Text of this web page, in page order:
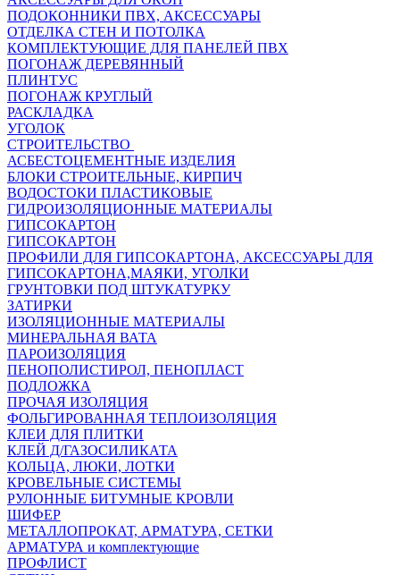
ПОДОКОННИКИ ПВХ, АКСЕССУАРЫ
ОТДЕЛКА СТЕН И ПОТОЛКА
КОМПЛЕКТУЮЩИЕ ДЛЯ ПАНЕЛЕЙ ПВХ
ПОГОНАЖ ДЕРЕВЯННЫЙ
ПЛИНТУС
ПОГОНАЖ КРУГЛЫЙ
РАСКЛАДКА
УГОЛОК
СТРОИТЕЛЬСТВО
АСБЕСТОЦЕМЕНТНЫЕ ИЗДЕЛИЯ
БЛОКИ СТРОИТЕЛЬНЫЕ, КИРПИЧ
ВОДОСТОКИ ПЛАСТИКОВЫЕ
ГИДРОИЗОЛЯЦИОННЫЕ МАТЕРИАЛЫ
ГИПСОКАРТОН
ГИПСОКАРТОН
ПРОФИЛИ ДЛЯ ГИПСОКАРТОНА, АКСЕССУАРЫ ДЛЯ
ГИПСОКАРТОНА,МАЯКИ, УГОЛКИ
ГРУНТОВКИ ПОД ШТУКАТУРКУ
ЗАТИРКИ
ИЗОЛЯЦИОННЫЕ МАТЕРИАЛЫ
МИНЕРАЛЬНАЯ ВАТА
ПАРОИЗОЛЯЦИЯ
ПЕНОПОЛИСТИРОЛ, ПЕНОПЛАСТ
ПОДЛОЖКА
ПРОЧАЯ ИЗОЛЯЦИЯ
ФОЛЬГИРОВАННАЯ ТЕПЛОИЗОЛЯЦИЯ
КЛЕИ ДЛЯ ПЛИТКИ
КЛЕЙ Д/ГАЗОСИЛИКАТА
КОЛЬЦА, ЛЮКИ, ЛОТКИ
КРОВЕЛЬНЫЕ СИСТЕМЫ
РУЛОННЫЕ БИТУМНЫЕ КРОВЛИ
ШИФЕР
МЕТАЛЛОПРОКАТ, АРМАТУРА, СЕТКИ
АРМАТУРА и комплектующие
ПРОФЛИСТ